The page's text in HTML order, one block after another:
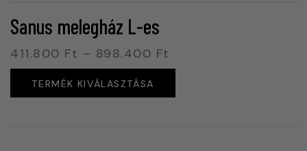
Sanus melegház L-es
411.800 Ft – 898.400 Ft
TERMÉK KIVÁLASZTÁSA